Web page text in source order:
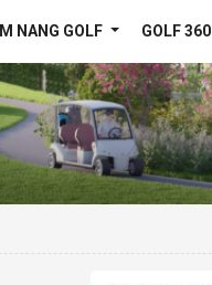
NANG GOLF GOLF 360